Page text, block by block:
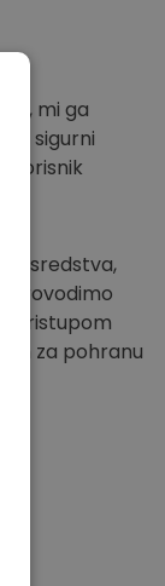
, mi ga
i sigurni
korisnik
sredstva,
provodimo
pristupom
za pohranu